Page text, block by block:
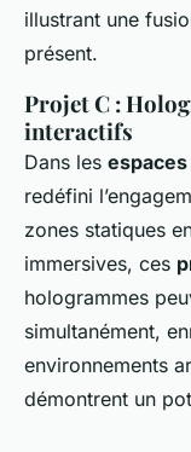
illustrant une
présent.
Projet C :
interactifs
Dans les
redéfini
zones statiques
immersives, ces
hologrammes
simultanément,
environnements
démontrent un